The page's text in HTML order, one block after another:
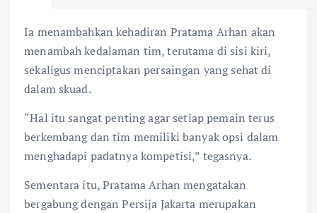
Ia menambahkan kehadiran Pratama Arhan akan
menambah kedalaman tim, terutama di sisi kiri,
sekaligus menciptakan persaingan yang sehat di
dalam skuad.
“Hal itu sangat penting agar setiap pemain terus
berkembang dan tim memiliki banyak opsi dalam
menghadapi padatnya kompetisi,” tegasnya.
Sementara itu, Pratama Arhan mengatakan
bergabung dengan Persija Jakarta merupakan